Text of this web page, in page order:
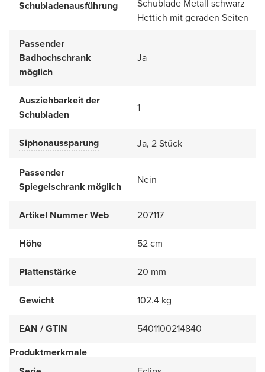
Schubladenausführung
Schublade Metall schwarz
Hettich mit geraden Seiten
Passender
Badhochschrank
möglich
Ja
Ausziehbarkeit der
Schubladen
1
Siphonaussparung Ja, 2 Stück
Passender
Spiegelschrank möglich
Nein
Artikel Nummer Web 207117
Höhe 52 cm
Plattenstärke 20 mm
Gewicht 102.4 kg
EAN / GTIN
5401100214840
Produktmerkmale